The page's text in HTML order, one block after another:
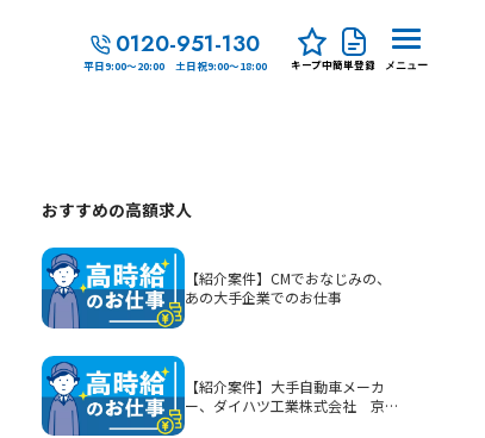
0120-951-130
平日9:00～20:00 土日祝9:00～18:00 キープ中簡単登録 メニュー
おすすめの高額求人
【紹介案件】CMでおなじみの、
あの大手企業でのお仕事
【紹介案件】大手自動車メーカ
ー、ダイハツ工業株式会社 京都